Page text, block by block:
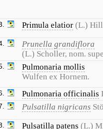
Primula elatior (L.) Hill
Prunella grandiflora
(L.) Scholler, nom.
Pulmonaria mollis
Wulfen ex Hornem.
Pulmonaria officinalis
Pulsatilla nigricans
Pulsatilla patens (L.)